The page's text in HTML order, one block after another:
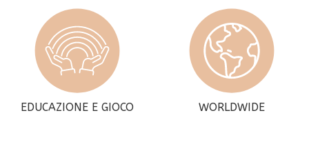
EDUCAZIONE E GIOCO WORLDWIDE